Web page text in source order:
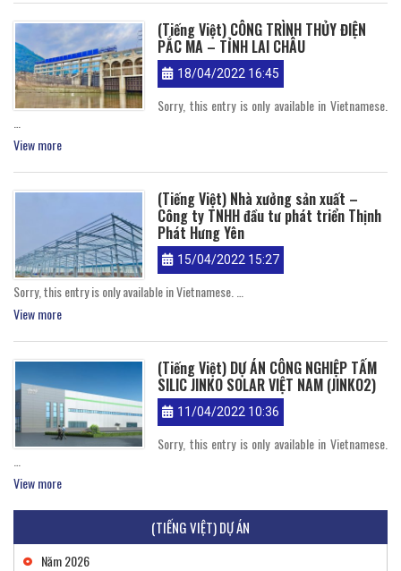
(Tiếng Việt) CÔNG TRÌNH THỦY ĐIỆN
PẮC MA – TỈNH LAI CHÂU
18/04/2022 16:45
Sorry, this entry is only available in Vietnamese.
View more
(Tiếng Việt) Nhà xưởng sản xuất –
Công ty TNHH đầu tư phát triển Thịnh
Phát Hưng Yên
15/04/2022 15:27
Sorry, this entry is only available in Vietnamese. …
View more
(Tiếng Việt) DỰ ÁN CÔNG NGHIỆP TẤM
SILIC JINKO SOLAR VIỆT NAM (JINKO2)
11/04/2022 10:36
Sorry, this entry is only available in Vietnamese.
View more
(TIẾNG VIỆT) DỰ ÁN
Năm 2026